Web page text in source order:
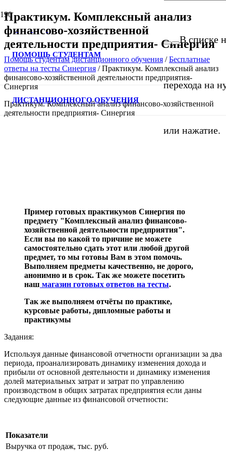
ПОМОЩЬ СТУДЕНТАМ
ДИСТАНЦИОННОГО ОБУЧЕНИЯ
В списке
перехода на
или нажатие.
Практикум. Комплексный анализ
финансово-хозяйственной
деятельности предприятия- Синергия
Помощь студентам дистанционного обучения /Бесплатные
ответы на тесты Синергия /Практикум. Комплексный анализ
финансово-хозяйственной деятельности предприятия-
Синергия
Практикум. Комплексный анализ финансово-хозяйственной
деятельности предприятия- Синергия
Пример готовых практикумов Синергия по
предмету "Комплексный анализ финансово-
хозяйственной деятельности предприятия".
Если вы по какой то причине не можете
самостоятельно сдать этот или любой другой
предмет, то мы готовы Вам в этом помочь.
Выполняем предметы качественно, не дорого,
анонимно и в срок. Так же можете посетить
наш магазин готовых ответов на тесты.
Так же выполняем отчёты по практике,
курсовые работы, дипломные работы и
практикумы
Задания:
Используя данные финансовой отчетности организации за два
периода, проанализировать динамику изменения дохода и
прибыли от основной деятельности и динамику изменения
долей материальных затрат и затрат по управлению
производством в общих затратах предприятия если даны
следующие данные из финансовой отчетности:
Показатели
Выручка от продаж, тыс. руб.